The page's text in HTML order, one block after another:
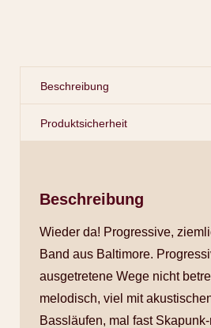
Beschreibung
Produktsicherheit
Beschreibung
Wieder da! Progressive,
Band aus Baltimore.
ausgetretene Wege nicht
melodisch, viel mit
Bassläufen, mal fast